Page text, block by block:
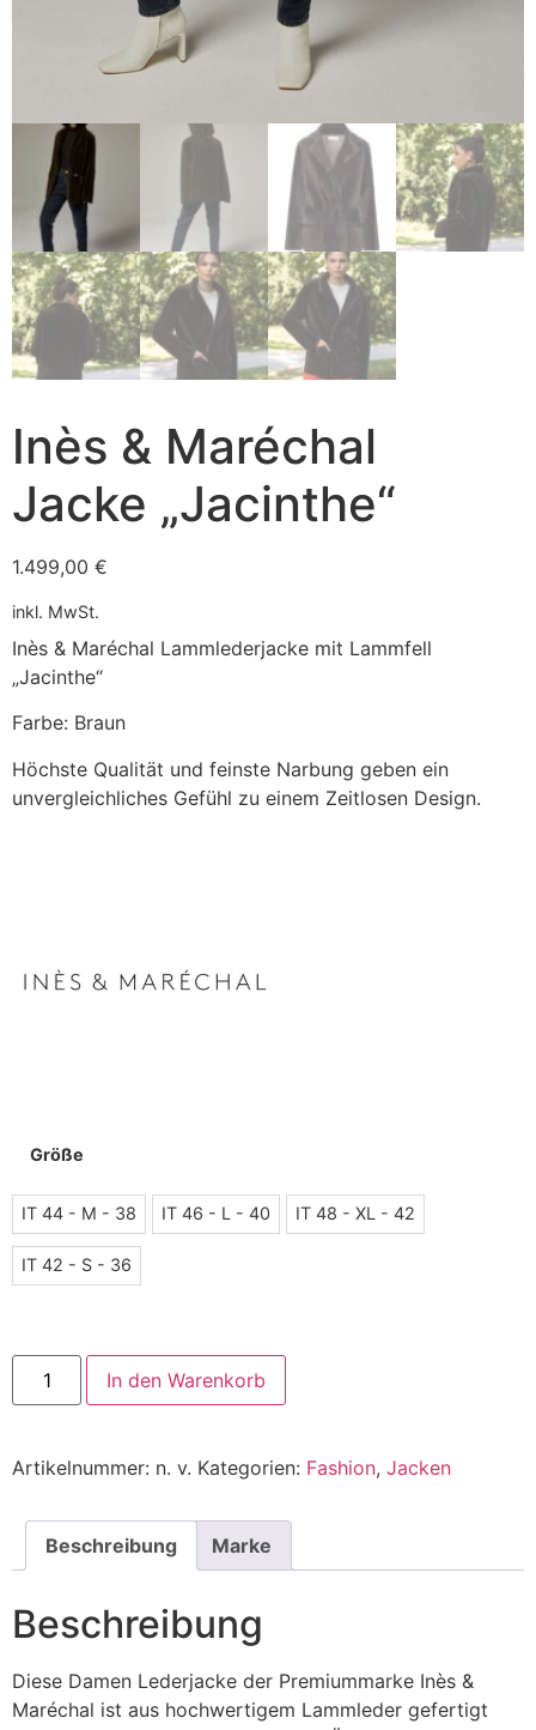
Inès & Maréchal
Jacke „Jacinthe“
1.499,00 €
inkl. MwSt.
Inès & Maréchal Lammlederjacke mit Lammfell
„Jacinthe“
Farbe: Braun
Höchste Qualität und feinste Narbung geben ein
unvergleichliches Gefühl zu einem Zeitlosen Design.
Größe
IT 44 - M - 38 IT 46 - L - 40 IT 48 - XL - 42
IT 42 - S - 36
In den Warenkorb
Artikelnummer: n. v. Kategorien: Fashion, Jacken
Beschreibung Marke
Beschreibung
Diese Damen Lederjacke der Premiummarke Inès &
Maréchal ist aus hochwertigem Lammleder gefertigt